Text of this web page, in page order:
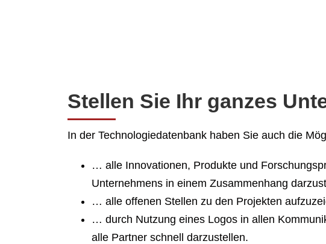
Stellen Sie Ihr ganzes
In der Technologiedatenbank haben Sie auch die
… alle Innovationen, Produkte und
Unternehmens in einem Zusammenhang
… alle offenen Stellen zu den Projekten
… durch Nutzung eines Logos in allen
alle Partner schnell darzustellen.